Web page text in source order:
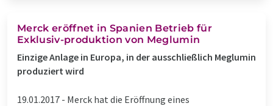
Merck eröffnet in Spanien Betrieb für
Exklusiv-produktion von Meglumin
Einzige Anlage in Europa, in der ausschließlich Meglumin
produziert wird
19.01.2017 - Merck hat die Eröffnung eines